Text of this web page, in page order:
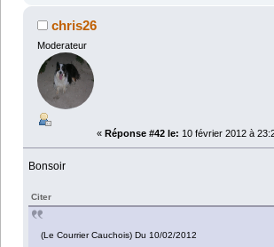
chris26
Moderateur
« Réponse #42 le: 10 février 2012 à
Bonsoir
Citer
(Le Courrier Cauchois) Du 10/02/2012